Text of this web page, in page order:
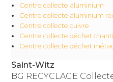
Centre collecte aluminium
Centre collecte aluminium
Centre collecte cuivre
Centre collecte déchet
Centre collecte déchet
Saint-Witz
BG RECYCLAGE